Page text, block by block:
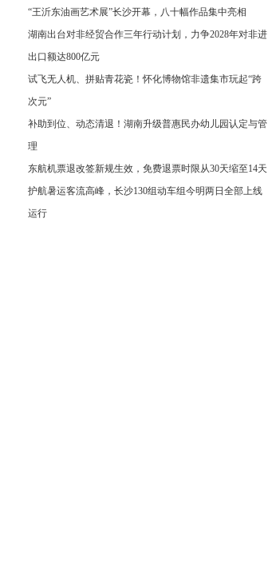
“王沂东油画艺术展”长沙开幕，八十幅作品集中亮相
湖南出台对非经贸合作三年行动计划，力争2028年对非进
出口额达800亿元
试飞无人机、拼贴青花瓷！怀化博物馆非遗集市玩起“跨
次元”
补助到位、动态清退！湖南升级普惠民办幼儿园认定与管
理
东航机票退改签新规生效，免费退票时限从30天缩至14天
护航暑运客流高峰，长沙130组动车组今明两日全部上线
运行